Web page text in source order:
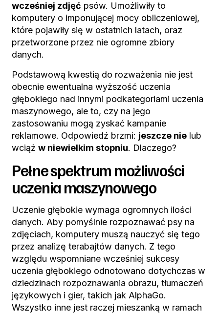
wcześniej zdjęć psów. Umożliwiły to
komputery o imponującej mocy obliczeniowej,
które pojawiły się w ostatnich latach, oraz
przetworzone przez nie ogromne zbiory
danych.
Podstawową kwestią do rozważenia nie jest
obecnie ewentualna wyższość uczenia
głębokiego nad innymi podkategoriami uczenia
maszynowego, ale to, czy na jego
zastosowaniu mogą zyskać kampanie
reklamowe. Odpowiedź brzmi: jeszcze nie lub
wciąż w niewielkim stopniu. Dlaczego?
Pełne spektrum możliwości
uczenia maszynowego
Uczenie głębokie wymaga ogromnych ilości
danych. Aby pomyślnie rozpoznawać psy na
zdjęciach, komputery muszą nauczyć się tego
przez analizę terabajtów danych. Z tego
względu wspomniane wcześniej sukcesy
uczenia głębokiego odnotowano dotychczas w
dziedzinach rozpoznawania obrazu, tłumaczeń
językowych i gier, takich jak AlphaGo.
Wszystko inne jest raczej mieszanką w ramach